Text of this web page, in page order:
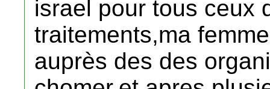
israel pour tous ceux
traitements,ma
auprès des des